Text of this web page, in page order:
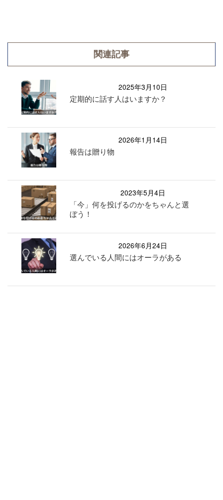
関連記事
2025年3月10日
定期的に話す人はいますか？
2026年1月14日
報告は贈り物
2023年5月4日
「今」何を投げるのかをちゃんと選
ぼう！
2026年6月24日
選んでいる人間にはオーラがある